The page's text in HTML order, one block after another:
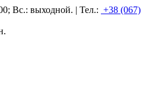
Вс.: выходной. | Тел.: +38 (067)